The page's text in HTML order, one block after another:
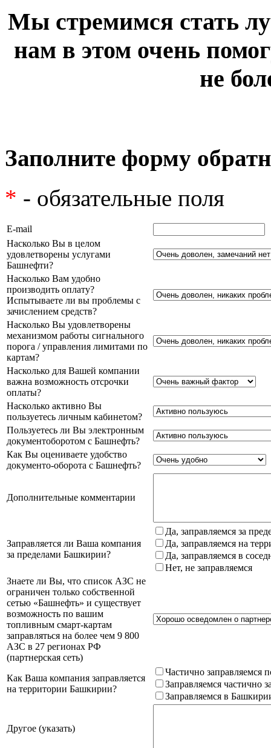
Мы стремимся стать
нам в этом очень
не
Заполните форму
* - обязательные поля
E-mail
Насколько Вы в целом
удовлетворены услугами
Башнефти?
Насколько Вам удобно
производить оплату?
Испытываете ли вы проблемы с
зачислением средств?
Насколько Вы удовлетворены
механизмом работы сигнального
порога / управления лимитами по
картам?
Насколько для Вашей компании
важна возможность отсрочки
оплаты?
Насколько активно Вы
пользуетесь личным кабинетом?
Пользуетесь ли Вы электронным
документоборотом с Башнефть?
Как Вы оцениваете удобство
документо-оборота с Башнефть?
Дополнительные комментарии
Заправляется ли Ваша компания
за пределами Башкирии?
Да, заправляемся за
Да, заправляемся на
Да, заправляемся в
Нет, не заправляемся
Знаете ли Вы, что список АЗС не
ограничен только собственной
сетью «Башнефть» и существует
возможность по вашим
топливным смарт-картам
заправляться на более чем 9 800
АЗС в 27 регионах РФ
(партнерская сеть)
Как Ваша компания заправляется
на территории Башкирии?
Частично заправляемся
Заправляемся частично
Заправляемся в
Другое (указать)